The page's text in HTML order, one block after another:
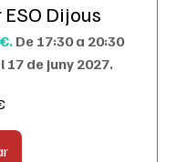
Dijous
De 17:30 a 20:30
de juny 2027.